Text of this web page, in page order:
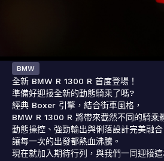
BMW
全新 BMW R 1300 R 首度登場！
準備好迎接全新的動態騎乘了嗎?
經典 Boxer 引擎，結合街車風格，
BMW R 1300 R 將帶來截然不同的騎乘
動態操控、強勁輸出與俐落設計完美融合
讓每一次的出發都熱血沸騰。
現在就加入期待行列，與我們一同迎接這